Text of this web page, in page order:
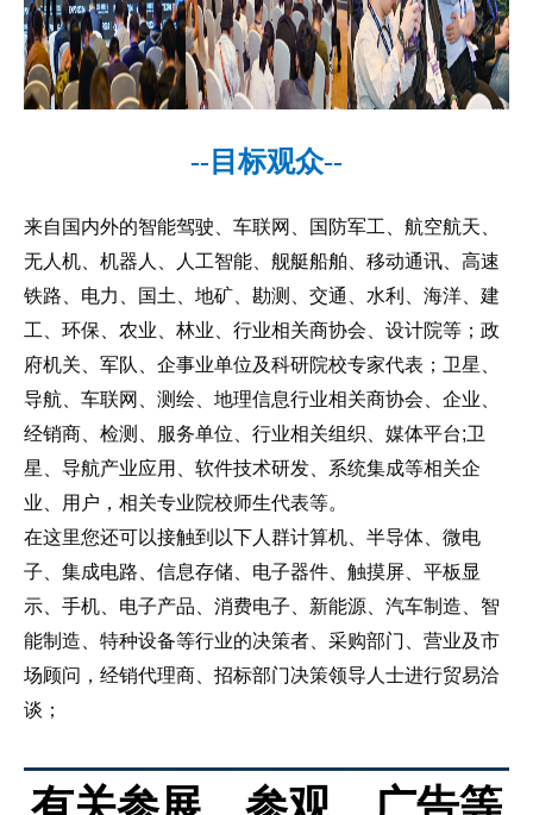
--目标观众--
来自国内外的智能驾驶、车联网、国防军工、航空航天、
无人机、机器人、人工智能、舰艇船舶、移动通讯、高速
铁路、电力、国土、地矿、勘测、交通、水利、海洋、建
工、环保、农业、林业、行业相关商协会、设计院等；政
府机关、军队、企事业单位及科研院校专家代表；卫星、
导航、车联网、测绘、地理信息行业相关商协会、企业、
经销商、检测、服务单位、行业相关组织、媒体平台;卫
星、导航产业应用、软件技术研发、系统集成等相关企
业、用户，相关专业院校师生代表等。
在这里您还可以接触到以下人群计算机、半导体、微电
子、集成电路、信息存储、电子器件、触摸屏、平板显
示、手机、电子产品、消费电子、新能源、汽车制造、智
能制造、特种设备等行业的决策者、采购部门、营业及市
场顾问，经销代理商、招标部门决策领导人士进行贸易洽
谈；